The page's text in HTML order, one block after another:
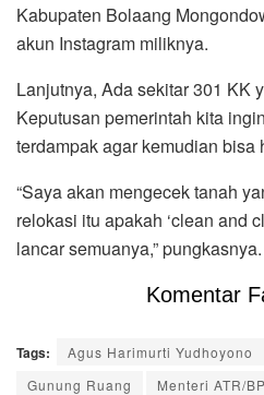
Kabupaten Bolaang
akun Instagram miliknya.
Lanjutnya, Ada sekitar 301 KK
Keputusan pemerintah kita
terdampak agar kemudian bisa
“Saya akan mengecek tanah
relokasi itu apakah ‘clean and
lancar semuanya,” pungkasnya.
Komentar
Tags: Agus Harimurti Yudhoyono
Gunung Ruang
Menteri ATR/